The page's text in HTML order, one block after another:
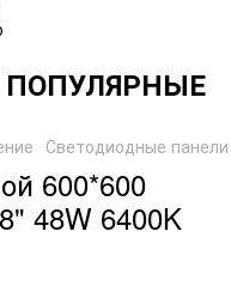
Светодиодные панели
600*600
48W 6400K